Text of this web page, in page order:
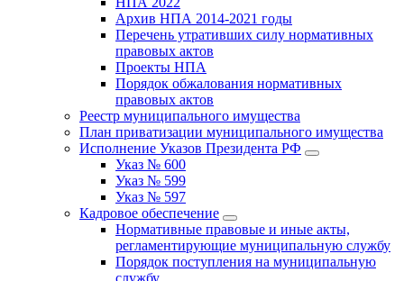
Архив НПА 2014-2021 годы
Перечень утративших силу нормативных
правовых актов
Проекты НПА
Порядок обжалования нормативных
правовых актов
Реестр муниципального имущества
План приватизации муниципального имущества
Исполнение Указов Президента РФ
Указ № 600
Указ № 599
Указ № 597
Кадровое обеспечение
Нормативные правовые и иные акты,
регламентирующие муниципальную службу
Порядок поступления на муниципальную